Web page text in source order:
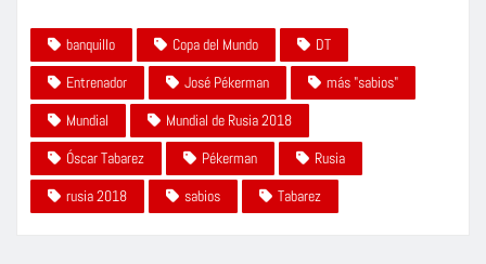
banquillo Copa del Mundo
DT
Entrenador
José Pékerman
más "sabios"
Mundial
Mundial de Rusia 2018
Óscar Tabarez
Pékerman
Rusia
rusia 2018
sabios Tabarez